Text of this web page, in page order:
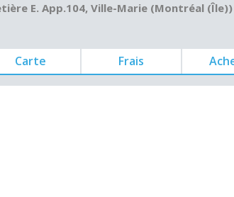
E. App.104, Ville-Marie (Montréal (Île))
Carte Frais